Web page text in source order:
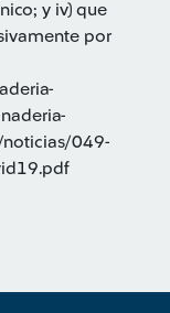
y iv) que
por
049-